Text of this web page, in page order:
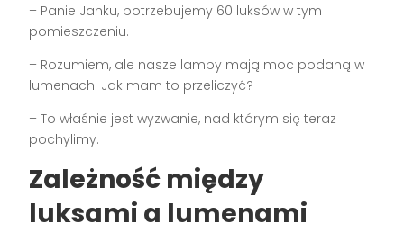
– Panie Janku, potrzebujemy 60 luksów w tym
pomieszczeniu.
– Rozumiem, ale nasze lampy mają moc podaną w
lumenach. Jak mam to przeliczyć?
– To właśnie jest wyzwanie, nad którym się teraz
pochylimy.
Zależność między
luksami a lumenami